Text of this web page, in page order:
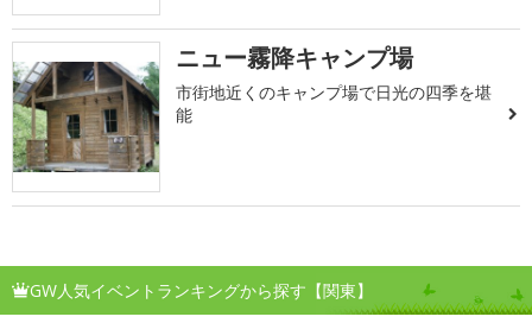
ニュー霧降キャンプ場
市街地近くのキャンプ場で日光の四季を堪
能
GW人気イベントランキングから探す【関東】